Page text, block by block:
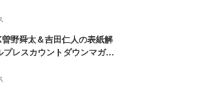
キーワード”も
野舜太＆吉田仁人の表紙解
プレスカウントダウンマガジ